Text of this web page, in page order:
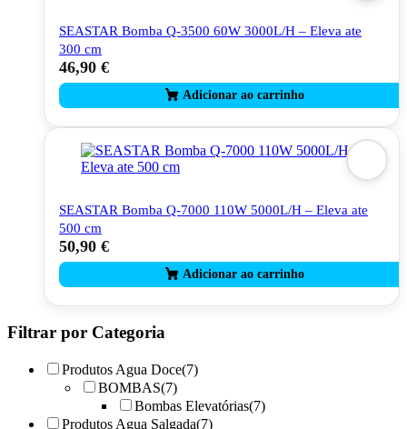
SEASTAR Bomba Q-3500 60W 3000L/H – Eleva ate
300 cm
46,90 €
SEASTAR Bomba Q-7000 110W 5000L/H – Eleva ate
500 cm
50,90 €
Filtrar por Categoria
Produtos Agua Doce(7)
BOMBAS(7)
Bombas Elevatórias(7)
Produtos Agua Salgada(7)